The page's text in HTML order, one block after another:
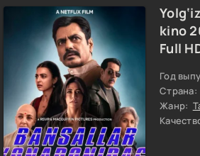
kino
Full
Год
Страна:
Жанр: